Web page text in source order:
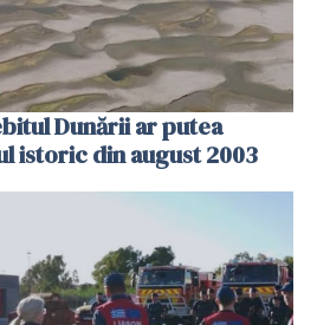
Dunării ar putea
istoric din august 2003